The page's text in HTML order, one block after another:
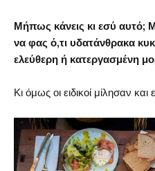
Μήπως κάνεις κι εσύ αυτό;
να φας ό,τι υδατάνθρακα
ελεύθερη ή κατεργασμένη
Κι όμως οι ειδικοί μίλησαν